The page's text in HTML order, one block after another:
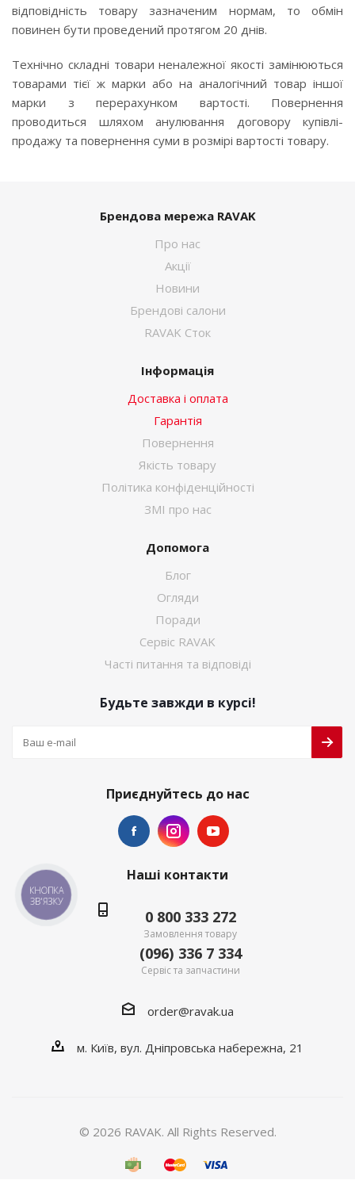
відповідність товару зазначеним нормам, то обмін
повинен бути проведений протягом 20 днів.
Технічно складні товари неналежної якості замінюються
товарами тієї ж марки або на аналогічний товар іншої
марки з перерахунком вартості. Повернення
проводиться шляхом анулювання договору купівлі-
продажу та повернення суми в розмірі вартості товару.
Брендова мережа RAVAK
Про нас
Акції
Новини
Брендові салони
RAVAK Сток
Інформація
Доставка і оплата
Гарантія
Повернення
Якість товару
Політика конфіденційності
ЗМІ про нас
Допомога
Блог
Огляди
Поради
Сервіс RAVAK
Часті питання та відповіді
Будьте завжди в курсі!
Приєднуйтесь до нас
Наші контакти
0 800 333 272
Замовлення товару
(096) 336 7 334
Сервіс та запчастини
order@ravak.ua
м. Київ, вул. Дніпровська набережна, 21
© 2026 RAVAK. All Rights Reserved.
КНОПКА
ЗВ'ЯЗКУ